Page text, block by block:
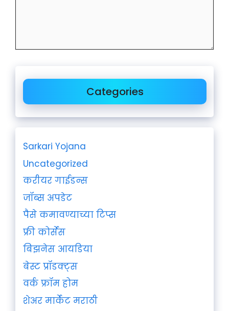
Categories
Sarkari Yojana
Uncategorized
करीयर गाईडन्स
जॉब्स अपडेट
पैसे कमावण्याच्या टिप्स
फ्री कोर्सेस
बिझनेस आयडिया
बेस्ट प्रॉडक्ट्स
वर्क फ्रॉम होम
शेअर मार्केट मराठी